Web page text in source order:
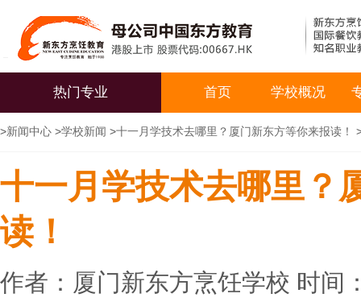
热门专业 首页 学校概况
>新闻中心 >学校新闻 >十一月学技术去哪里？厦门新东方等你来报读！
十一月学技术去哪里？
读！
作者：厦门新东方烹饪学校 时间